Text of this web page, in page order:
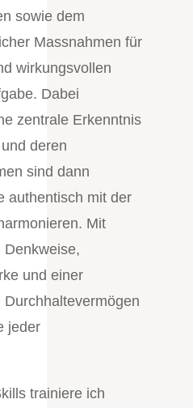
sowie dem
Massnahmen für
wirkungsvollen
Dabei
zentrale Erkenntnis
deren
sind dann
authentisch mit der
Mit
Denkweise,
und einer
jeder
trainiere ich